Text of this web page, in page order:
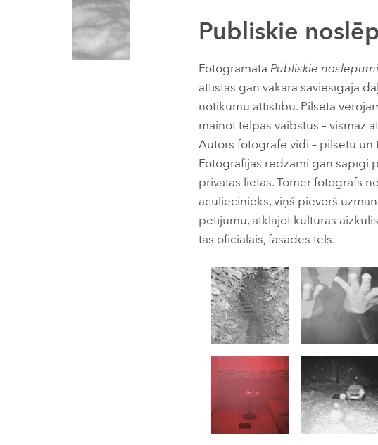
Publiskie
Fotogrāmata Publiskie noslēpumi
attīstās gan vakara saviesīgajā
notikumu attīstību. Pilsētā
mainot telpas vaibstus – vismaz
Autors fotografē vidi – pilsētu un
Fotogrāfijās redzami gan sāpīgi
privātas lietas. Tomēr fotogrāfs
aculiecinieks, viņš pievērš
pētījumu, atklājot kultūras
tās oficiālais, fasādes tēls.